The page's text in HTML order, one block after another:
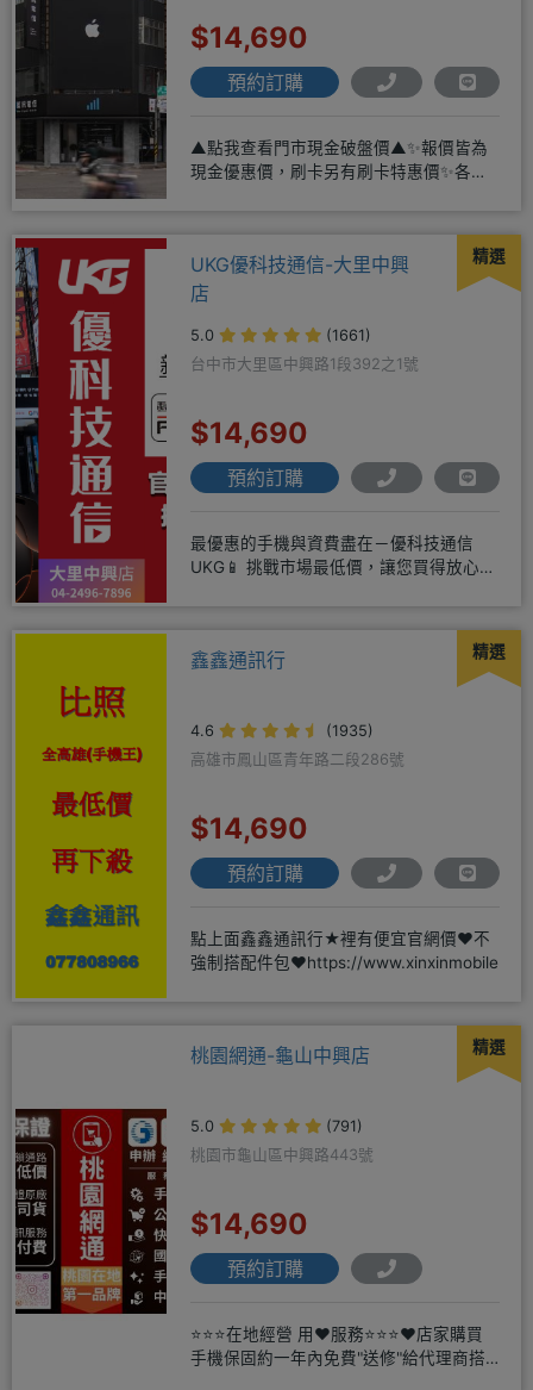
$14,690
預約訂購
▲點我查看門市現金破盤價▲✨報價皆為
現金優惠價，刷卡另有刷卡特惠價✨各大
精選
UKG優科技通信-大里中興
店
5.0
(1661)
台中市大里區中興路1段392之1號
$14,690
預約訂購
最優惠的手機與資費盡在－優科技通信
UKG📱 挑戰市場最低價，讓您買得放心又
精選
鑫鑫通訊行
4.6
(1935)
高雄市鳳山區青年路二段286號
$14,690
預約訂購
點上面鑫鑫通訊行★裡有便宜官網價❤️不
強制搭配件包❤️https://www.xinxinmobile
精選
桃園網通-龜山中興店
5.0
(791)
桃園市龜山區中興路443號
$14,690
預約訂購
⭐⭐⭐在地經營 用❤️服務⭐⭐⭐❤️店家購買
手機保固約一年內免費"送修"給代理商搭